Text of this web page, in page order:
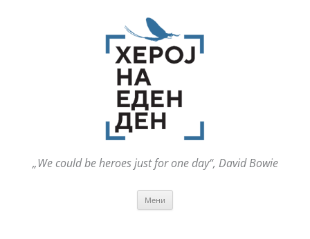
„We could be heroes just for one day“, David Bowie
Мени